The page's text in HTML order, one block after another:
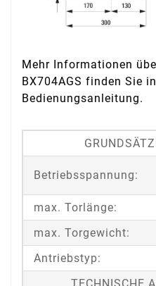
Mehr Informationen
BX704AGS finden Sie
Bedienungsanleitung.
Betriebsspannung:
max. Torlänge:
max. Torgewicht:
Antriebstyp:
TECHNISCHE